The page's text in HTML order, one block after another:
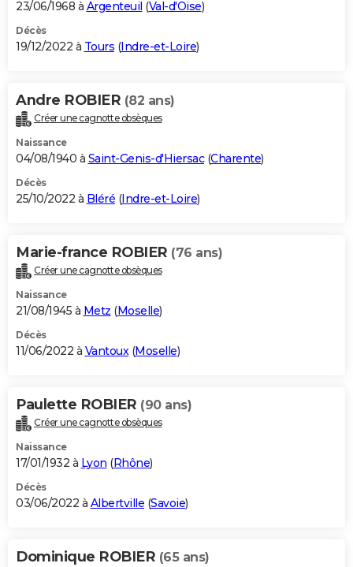
23/06/1968 à Argenteuil (Val-d'Oise)
Décès
19/12/2022 à Tours (Indre-et-Loire)
Andre ROBIER (82 ans)
Créer une cagnotte obsèques
Naissance
04/08/1940 à Saint-Genis-d'Hiersac(Charente)
Décès
25/10/2022 à Bléré (Indre-et-Loire)
Marie-france ROBIER (76 ans)
Créer une cagnotte obsèques
Naissance
21/08/1945 à Metz (Moselle)
Décès
11/06/2022 à Vantoux(Moselle)
Paulette ROBIER (90 ans)
Créer une cagnotte obsèques
Naissance
17/01/1932 à Lyon (Rhône)
Décès
03/06/2022 à Albertville (Savoie)
Dominique ROBIER (65 ans)